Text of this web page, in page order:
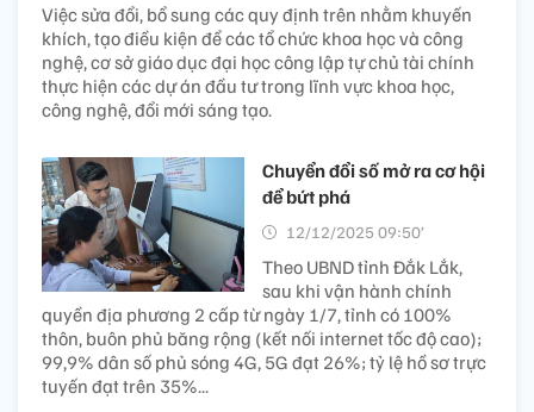
Việc sửa đổi, bổ sung các quy định trên nhằm khuyến
khích, tạo điều kiện để các tổ chức khoa học và công
nghệ, cơ sở giáo dục đại học công lập tự chủ tài chính
thực hiện các dự án đầu tư trong lĩnh vực khoa học,
công nghệ, đổi mới sáng tạo.
Chuyển đổi số mở ra cơ hội
để bứt phá
12/12/2025 09:50’
Theo UBND tỉnh Đắk Lắk,
sau khi vận hành chính
quyền địa phương 2 cấp từ ngày 1/7, tỉnh có 100%
thôn, buôn phủ băng rộng (kết nối internet tốc độ cao);
99,9% dân số phủ sóng 4G, 5G đạt 26%; tỷ lệ hồ sơ trực
tuyến đạt trên 35%...